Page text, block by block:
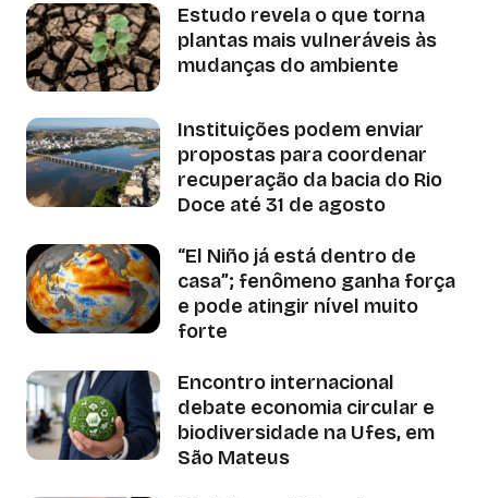
Estudo revela o que torna
plantas mais vulneráveis às
mudanças do ambiente
Instituições podem enviar
propostas para coordenar
recuperação da bacia do Rio
Doce até 31 de agosto
“El Niño já está dentro de
casa”; fenômeno ganha força
e pode atingir nível muito
forte
Encontro internacional
debate economia circular e
biodiversidade na Ufes, em
São Mateus